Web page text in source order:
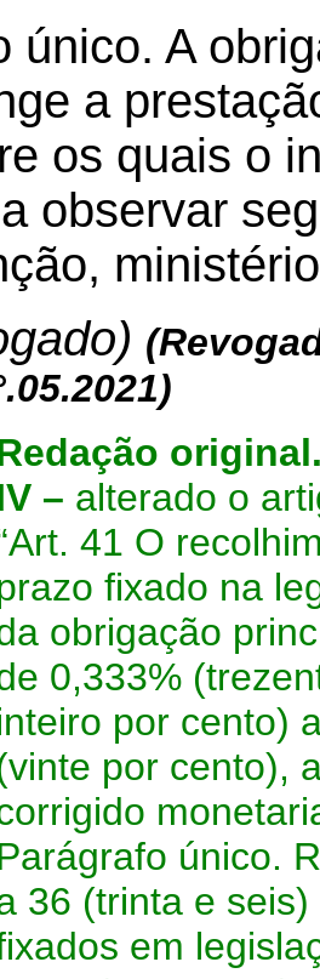
único. A
a
os quais o
observar
– alterado o
41 O
fixado na
obrigação
0,333%
por cento)
por cento),
único.
36 (trinta e
em